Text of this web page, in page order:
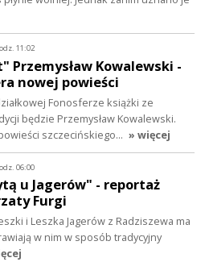
11:02
Przemysław Kowalewski -
nowej powieści
Fonosferze książki ze
będzie Przemysław Kowalewski.
szczecińskiego… » więcej
06:00
u Jagerów" - reportaż
Furgi
i Leszka Jagerów z Radziszewa ma
w nim w sposób tradycyjny